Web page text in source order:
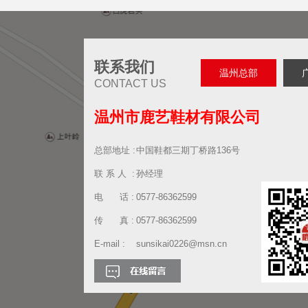
联系我们
CONTACT US
温州总部
温州市鹿艺鞋材有限公司
总部地址 :中国鞋都三期丁桥路136号
联 系 人 : 孙经理
电 话 : 0577-86362599
传 真 : 0577-86362599
E-mail : sunsikai0226@msn.cn